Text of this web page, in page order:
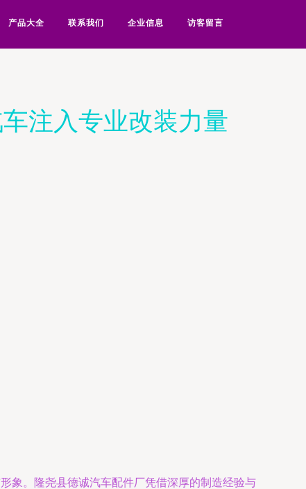
产品大全 联系我们 企业信息 访客留言
注入专业改装力量
象。隆尧县德诚汽车配件厂凭借深厚的制造经验与